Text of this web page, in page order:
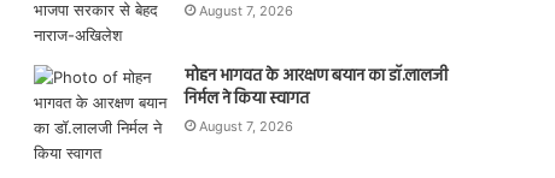
August 7, 2026
मोहन भागवत के आरक्षण बयान का डॉ.लालजी
निर्मल ने किया स्वागत
August 7, 2026